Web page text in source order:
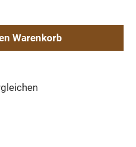
die Schaltflächen um die Anzahl zu
Warenkorb